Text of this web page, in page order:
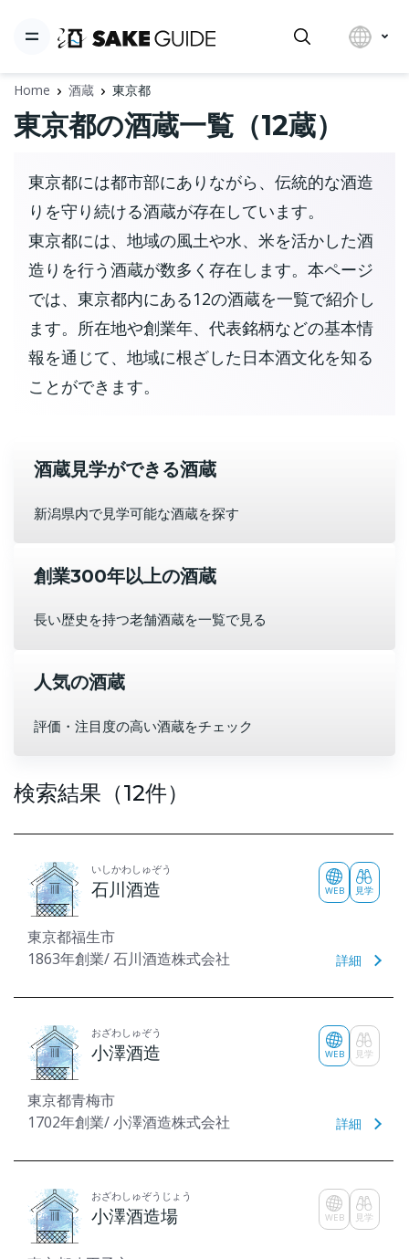
Home 酒蔵 東京都
東京都の酒蔵一覧（12蔵）
東京都には都市部にありながら、伝統的な酒造
りを守り続ける酒蔵が存在しています。
東京都には、地域の風土や水、米を活かした酒
造りを行う酒蔵が数多く存在します。本ページ
では、東京都内にある12の酒蔵を一覧で紹介し
ます。所在地や創業年、代表銘柄などの基本情
報を通じて、地域に根ざした日本酒文化を知る
ことができます。
酒蔵見学ができる酒蔵
新潟県内で見学可能な酒蔵を探す
創業300年以上の酒蔵
長い歴史を持つ老舗酒蔵を一覧で見る
人気の酒蔵
評価・注目度の高い酒蔵をチェック
検索結果（12件）
いしかわしゅぞう
石川酒造
東京都福生市
1863年創業/ 石川酒造株式会社
WEB 見学
詳細
おざわしゅぞう
小澤酒造
東京都青梅市
1702年創業/ 小澤酒造株式会社
WEB 見学
詳細
おざわしゅぞうじょう
小澤酒造場 WEB 見学